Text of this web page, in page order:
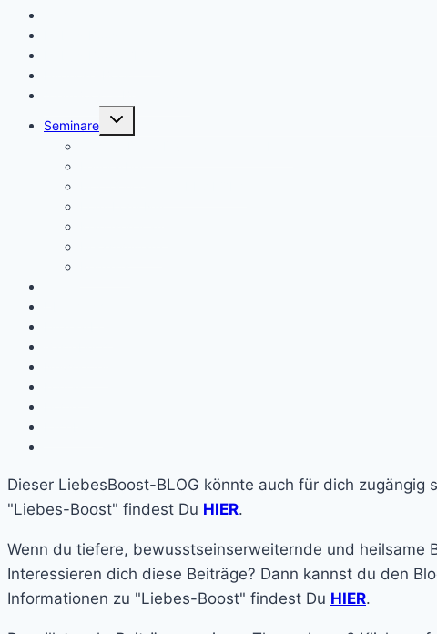
Seminare
Untermenü
Dieser LiebesBoost-BLOG könnte auch für dich
"Liebes-Boost" findest Du HIER.
Wenn du tiefere, bewusstseinserweiternde und
Interessieren dich diese Beiträge? Dann kannst du den
Informationen zu "Liebes-Boost" findest Du HIER.